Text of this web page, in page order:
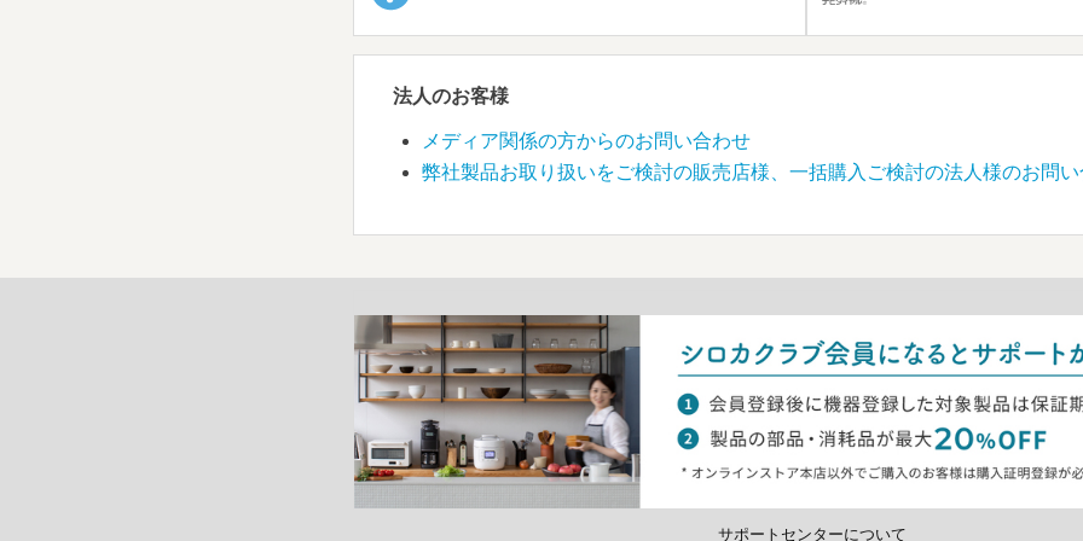
法人のお客様
メディア関係の方からのお問い合わせ
弊社製品お取り扱いをご検討の販売店様、一括購入ご検討の法人様のお問
サポートセンターについて